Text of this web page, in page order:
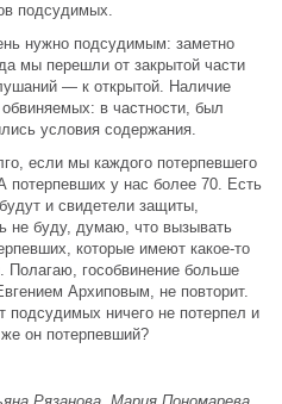
подсудимых.
нужно подсудимым: заметно
мы перешли от закрытой части
— к открытой. Наличие
в частности, был
условия содержания.
если мы каждого потерпевшего
потерпевших у нас более 70. Есть
и свидетели защиты,
не буду, думаю, что вызывать
которые имеют какое-то
гособвинение больше
Архиповым, не повторит.
подсудимых ничего не потерпел и
он потерпевший?